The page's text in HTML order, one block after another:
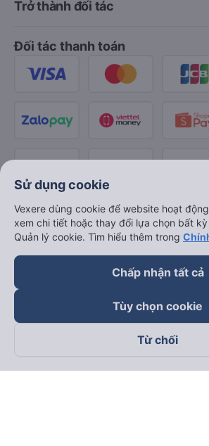
Trở thành đối tác
Đối tác thanh toán
Theo dõi chúng tôi trên
Sử dụng cookie
Vexere dùng cookie để website hoạt
xem chi tiết hoặc thay đổi lựa chọn bất
Quản lý cookie. Tìm hiểu thêm trong
Chấp nhận tất cả
Tùy chọn cookie
Từ chối